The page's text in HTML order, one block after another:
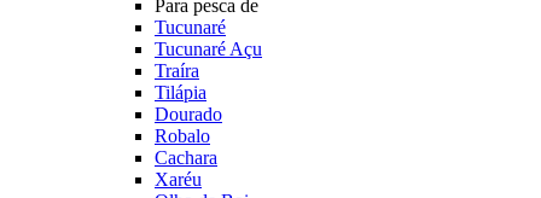
Para pesca de
Tucunaré
Tucunaré Açu
Traíra
Tilápia
Dourado
Robalo
Cachara
Xaréu